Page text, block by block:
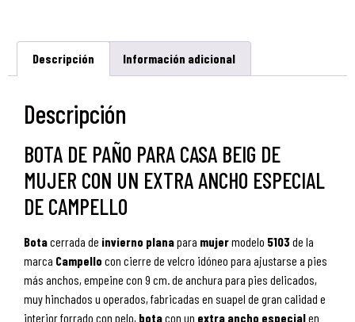
Descripción Información adicional
Descripción
BOTA DE PAÑO PARA CASA BEIG DE
MUJER CON UN EXTRA ANCHO ESPECIAL
DE CAMPELLO
Botacerrada de invierno planapara mujermodelo 5103 de la
marca Campello con cierre de velcro idóneo para ajustarse a pies
más anchos, empeine con 9 cm. de anchura para pies delicados,
muy hinchados u operados, fabricadas en suapel de gran calidad e
interior forrado con pelo, botacon un extra ancho especialen